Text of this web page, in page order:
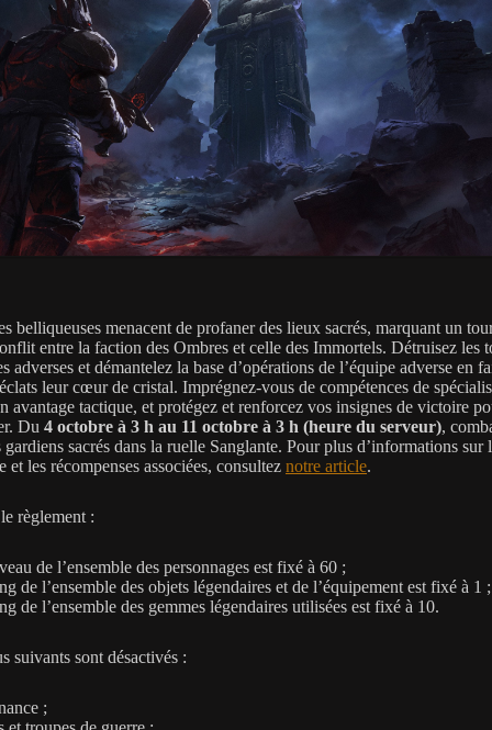
belliqueuses menacent de profaner des lieux sacrés, marquant un
entre la faction des Ombres et celle des Immortels. Détruisez les
adverses et démantelez la base d’opérations de l’équipe adverse en
leur cœur de cristal. Imprégnez-vous de compétences de
avantage tactique, et protégez et renforcez vos insignes de victoire
Du 4 octobre à 3 h au 11 octobre à 3 h (heure du serveur),
gardiens sacrés dans la ruelle Sanglante. Pour plus d’informations sur
et les récompenses associées, consultez notre article.
règlement :
de l’ensemble des personnages est fixé à 60 ;
de l’ensemble des objets légendaires et de l’équipement est fixé à 1 ;
de l’ensemble des gemmes légendaires utilisées est fixé à 10.
suivants sont désactivés :
;